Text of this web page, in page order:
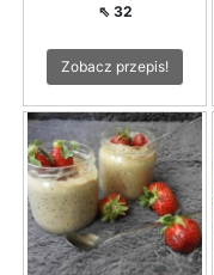
⇖ 32
Zobacz przepis!